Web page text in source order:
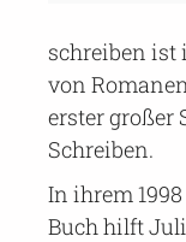
schreiben ist
von
erster
Schreiben.
In ihrem
Buch hilft